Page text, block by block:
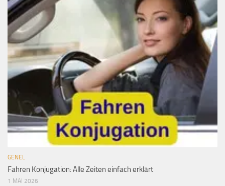
GENEL
Fahren Konjugation: Alle Zeiten einfach erklärt
1 MAI 2026